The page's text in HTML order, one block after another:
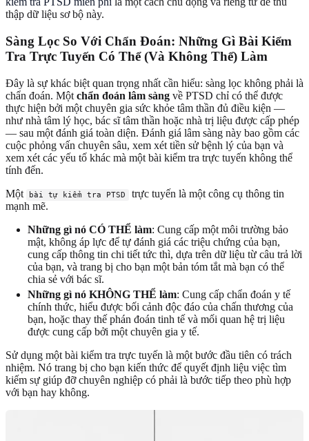
thập dữ liệu sơ bộ này.
Sàng Lọc So Với Chẩn Đoán: Những Gì Bài Kiểm
Tra Trực Tuyến Có Thể (Và Không Thể) Làm
Đây là sự khác biệt quan trọng nhất cần hiểu: sàng lọc không phải là
chẩn đoán. Một chẩn đoán lâm sàng về PTSD chỉ có thể được
thực hiện bởi một chuyên gia sức khỏe tâm thần đủ điều kiện —
như nhà tâm lý học, bác sĩ tâm thần hoặc nhà trị liệu được cấp phép
— sau một đánh giá toàn diện. Đánh giá lâm sàng này bao gồm các
cuộc phỏng vấn chuyên sâu, xem xét tiền sử bệnh lý của bạn và
xem xét các yếu tố khác mà một bài kiểm tra trực tuyến không thể
tính đến.
Một
bài tự kiểm tra PTSD
trực tuyến là một công cụ thông tin
mạnh mẽ.
Những gì nó CÓ THỂ làm: Cung cấp một môi trường bảo
mật, không áp lực để tự đánh giá các triệu chứng của bạn,
cung cấp thông tin chi tiết tức thì, dựa trên dữ liệu từ câu trả lời
của bạn, và trang bị cho bạn một bản tóm tắt mà bạn có thể
chia sẻ với bác sĩ.
Những gì nó KHÔNG THỂ làm: Cung cấp chẩn đoán y tế
chính thức, hiểu được bối cảnh độc đáo của chấn thương của
bạn, hoặc thay thế phán đoán tinh tế và mối quan hệ trị liệu
được cung cấp bởi một chuyên gia y tế.
Sử dụng một bài kiểm tra trực tuyến là một bước đầu tiên có trách
nhiệm. Nó trang bị cho bạn kiến thức để quyết định liệu việc tìm
kiếm sự giúp đỡ chuyên nghiệp có phải là bước tiếp theo phù hợp
với bạn hay không.